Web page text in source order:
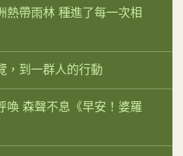
熱帶雨林 種進了每一次相
，到一群人的行動
喚 森聲不息《早安！婆羅